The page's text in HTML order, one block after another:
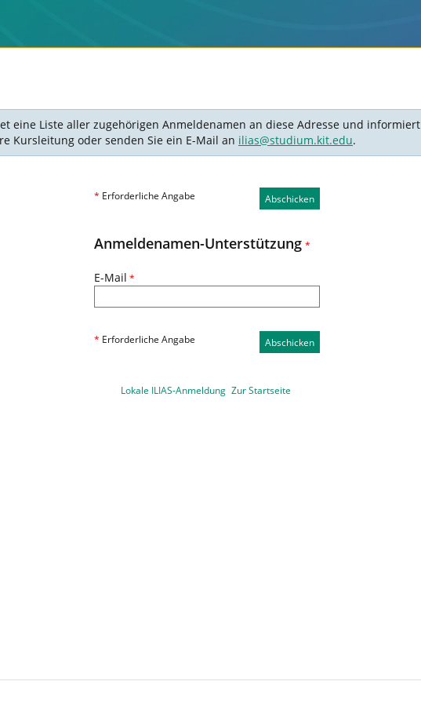
eine Liste aller zugehörigen Anmeldenamen an diese Adresse und
Kursleitung oder senden Sie ein E-Mail an ilias@studium.kit.edu.
Abschicken
* Erforderliche Angabe
Anmeldenamen-Unterstützung *
E-Mail *
* Erforderliche Angabe Abschicken
Lokale ILIAS-Anmeldung Zur Startseite